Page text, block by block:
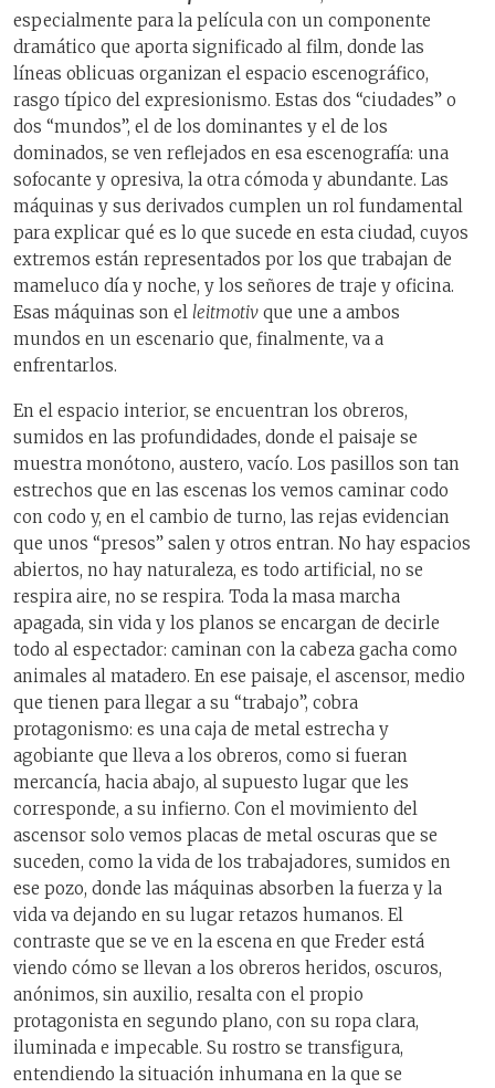
especialmente para la película con un componente
dramático que aporta significado al film, donde las
líneas oblicuas organizan el espacio escenográfico,
rasgo típico del expresionismo. Estas dos “ciudades” o
dos “mundos”, el de los dominantes y el de los
dominados, se ven reflejados en esa escenografía: una
sofocante y opresiva, la otra cómoda y abundante. Las
máquinas y sus derivados cumplen un rol fundamental
para explicar qué es lo que sucede en esta ciudad, cuyos
extremos están representados por los que trabajan de
mameluco día y noche, y los señores de traje y oficina.
Esas máquinas son el leitmotiv que une a ambos
mundos en un escenario que, finalmente, va a
enfrentarlos.
En el espacio interior, se encuentran los obreros,
sumidos en las profundidades, donde el paisaje se
muestra monótono, austero, vacío. Los pasillos son tan
estrechos que en las escenas los vemos caminar codo
con codo y, en el cambio de turno, las rejas evidencian
que unos “presos” salen y otros entran. No hay espacios
abiertos, no hay naturaleza, es todo artificial, no se
respira aire, no se respira. Toda la masa marcha
apagada, sin vida y los planos se encargan de decirle
todo al espectador: caminan con la cabeza gacha como
animales al matadero. En ese paisaje, el ascensor, medio
que tienen para llegar a su “trabajo”, cobra
protagonismo: es una caja de metal estrecha y
agobiante que lleva a los obreros, como si fueran
mercancía, hacia abajo, al supuesto lugar que les
corresponde, a su infierno. Con el movimiento del
ascensor solo vemos placas de metal oscuras que se
suceden, como la vida de los trabajadores, sumidos en
ese pozo, donde las máquinas absorben la fuerza y la
vida va dejando en su lugar retazos humanos. El
contraste que se ve en la escena en que Freder está
viendo cómo se llevan a los obreros heridos, oscuros,
anónimos, sin auxilio, resalta con el propio
protagonista en segundo plano, con su ropa clara,
iluminada e impecable. Su rostro se transfigura,
entendiendo la situación inhumana en la que se